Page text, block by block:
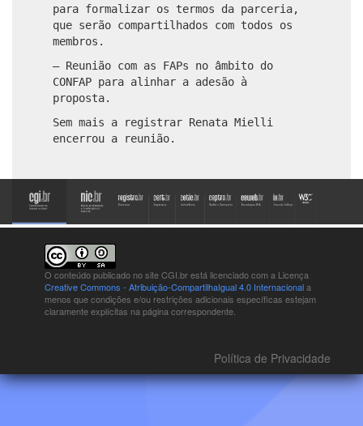
para formalizar os termos da parceria,
que serão compartilhados com todos os
membros.
– Reunião com as FAPs no âmbito do
CONFAP para alinhar a adesão à
proposta.
Sem mais a registrar Renata Mielli
encerrou a reunião.
O conteúdo publicado no site CGI.br está licenciado com a Licença
Creative Commons - Atribuição-CompartilhaIgual 4.0 Internacionala
menos que condições e/ou restrições adicionais específicas estejam
claramente explícitas na página correspondente.
Política de Privacidade